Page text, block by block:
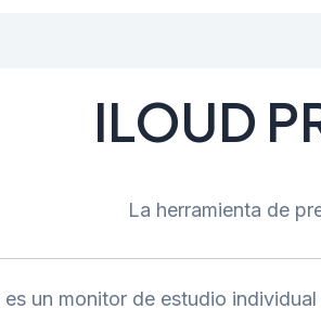
ILOUD
La herramienta de
es un monitor de estudio